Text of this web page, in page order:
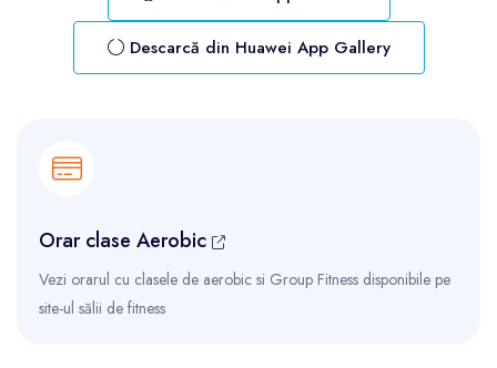
Descarcă din Huawei App Gallery
Orar clase Aerobic
Vezi orarul cu clasele de aerobic si Group Fitness disponibile pe
site-ul sălii de fitness